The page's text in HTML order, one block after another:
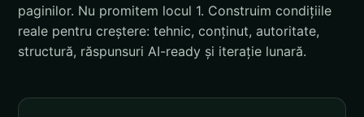
paginilor. Nu promitem locul 1. Construim condițiile
reale pentru creștere: tehnic, conținut, autoritate,
structură, răspunsuri AI-ready și iterație lunară.